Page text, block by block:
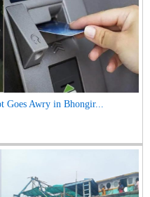
Goes Awry in Bhongir...